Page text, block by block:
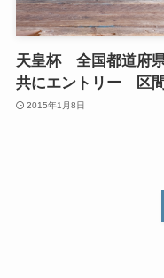
天皇杯 全国都道府
共にエントリー 区
2015年1月8日